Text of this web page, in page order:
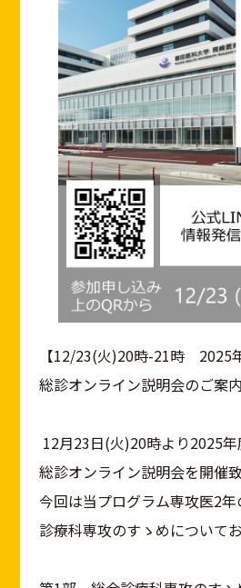
【12/23(火)20時-21時 2025
総診オンライン説明会のご案内
12月23日(火)20時より2025
総診オンライン説明会を開催致
今回は当プログラム専攻医2
診療科専攻のすゝめについて